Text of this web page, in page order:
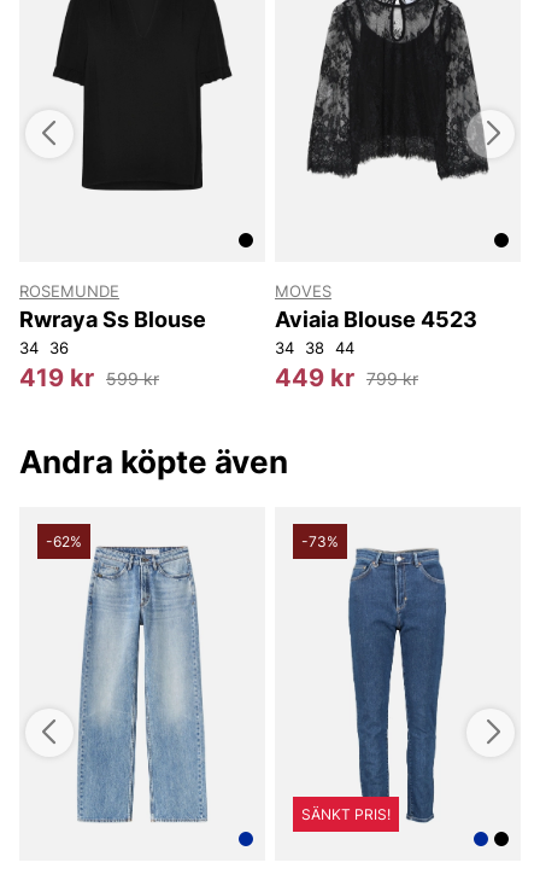
ROSEMUNDE
Rwraya Ss Blouse
34 36
419 kr 599 kr
MOVES
Aviaia Blouse 4523
34 38 44
449 kr 799 kr
Andra köpte även
-62% -73%
SÄNKT PRIS!